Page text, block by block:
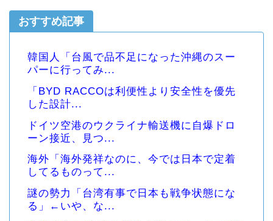
おすすめ記事
韓国人「台風で品不足になった沖縄のスー
パーに行ってみ...
「BYD RACCOは利便性より安全性を優先
した設計...
ドイツ空港のウクライナ輸送機に自爆ドロ
ーン接近、見つ...
海外「海外発祥なのに、今では日本で定着
してるものって...
謎の勢力「台湾有事で日本も戦争状態にな
る」←いや、な...